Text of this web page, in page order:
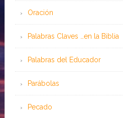
Oración
Palabras Claves …en la Biblia
Palabras del Educador
Parábolas
Pecado